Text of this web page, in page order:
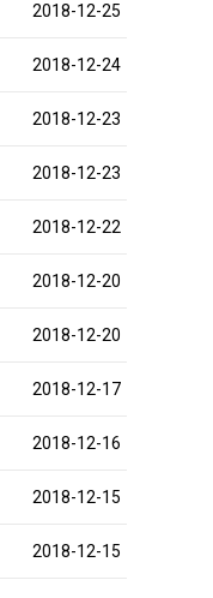
2018-12-25
2018-12-24
2018-12-23
2018-12-23
2018-12-22
2018-12-20
2018-12-20
2018-12-17
2018-12-16
2018-12-15
2018-12-15